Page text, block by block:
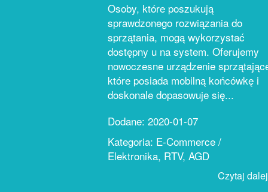
Osoby, które poszukują
sprawdzonego rozwiązania do
sprzątania, mogą wykorzystać
dostępny u na system. Oferujemy
nowoczesne urządzenie
które posiada mobilną końcówkę i
doskonale dopasowuje się...
Dodane: 2020-01-07
Kategoria: E-Commerce /
Elektronika, RTV, AGD
Czytaj